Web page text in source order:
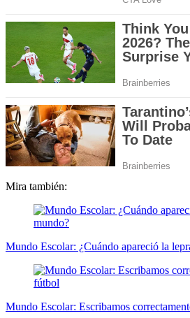
Mira también:
Mundo Escolar: ¿Cuándo apareció la
Mundo Escolar: Escribamos